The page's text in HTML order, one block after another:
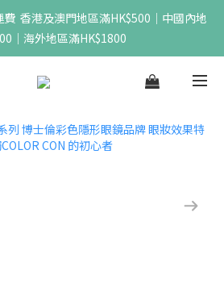
香港及澳門地區滿HK$500｜中國內地
｜海外地區滿HK$1800